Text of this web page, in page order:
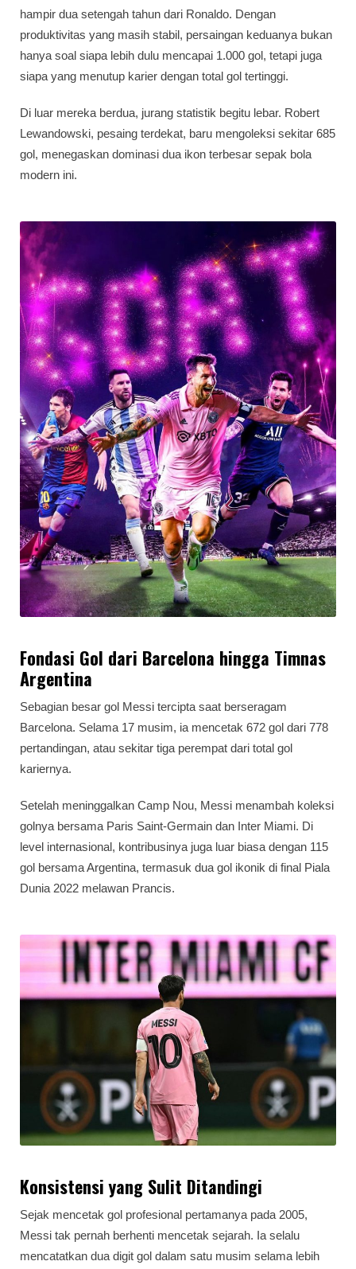
hampir dua setengah tahun dari Ronaldo. Dengan
produktivitas yang masih stabil, persaingan keduanya bukan
hanya soal siapa lebih dulu mencapai 1.000 gol, tetapi juga
siapa yang menutup karier dengan total gol tertinggi.
Di luar mereka berdua, jurang statistik begitu lebar. Robert
Lewandowski, pesaing terdekat, baru mengoleksi sekitar 685
gol, menegaskan dominasi dua ikon terbesar sepak bola
modern ini.
Fondasi Gol dari Barcelona hingga Timnas
Argentina
Sebagian besar gol Messi tercipta saat berseragam
Barcelona. Selama 17 musim, ia mencetak 672 gol dari 778
pertandingan, atau sekitar tiga perempat dari total gol
kariernya.
Setelah meninggalkan Camp Nou, Messi menambah koleksi
golnya bersama Paris Saint-Germain dan Inter Miami. Di
level internasional, kontribusinya juga luar biasa dengan 115
gol bersama Argentina, termasuk dua gol ikonik di final Piala
Dunia 2022 melawan Prancis.
Konsistensi yang Sulit Ditandingi
Sejak mencetak gol profesional pertamanya pada 2005,
Messi tak pernah berhenti mencetak sejarah. Ia selalu
mencatatkan dua digit gol dalam satu musim selama lebih